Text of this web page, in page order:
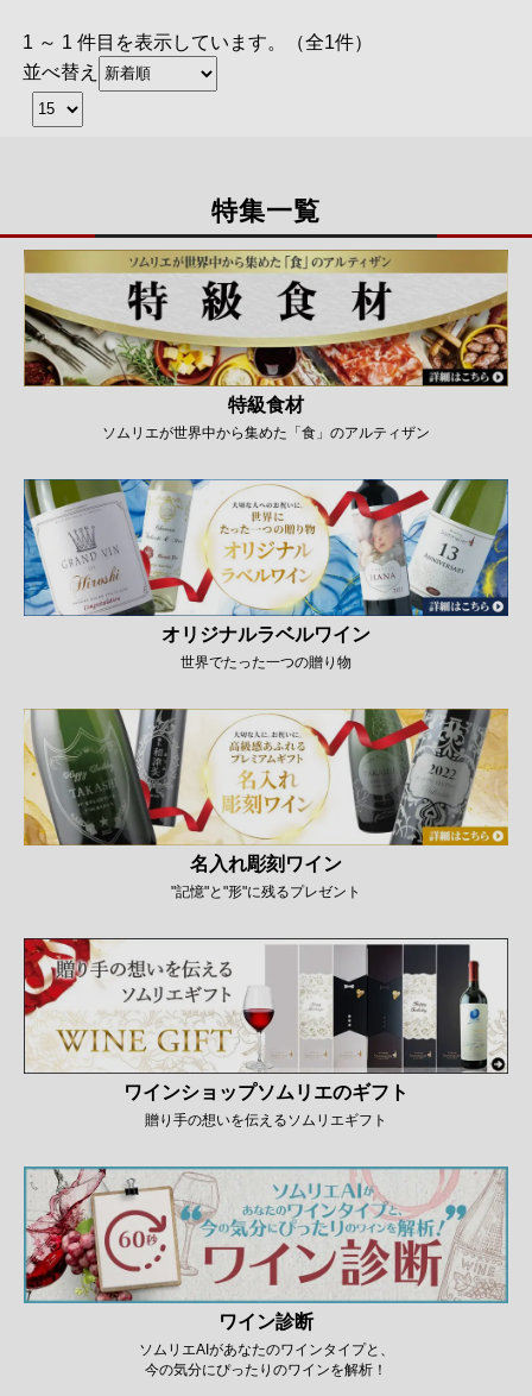
1 ～ 1 件目を表示しています。（全1件）
並べ替え
特集一覧
特級食材
ソムリエが世界中から集めた「食」のアルティザン
オリジナルラベルワイン
世界でたった一つの贈り物
名入れ彫刻ワイン
"記憶"と"形"に残るプレゼント
ワインショップソムリエのギフト
贈り手の想いを伝えるソムリエギフト
ワイン診断
ソムリエAIがあなたのワインタイプと、
今の気分にぴったりのワインを解析！